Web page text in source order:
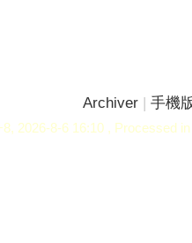
Archiver | 手機
2026-8-6 16:10 , Processed